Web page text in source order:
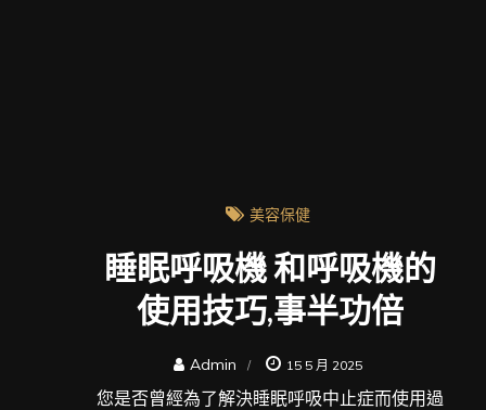
美容保健
睡眠呼吸機 和呼吸機的
使用技巧,事半功倍
Admin 15 5 月 2025
您是否曾經為了解決睡眠呼吸中止症而使用過